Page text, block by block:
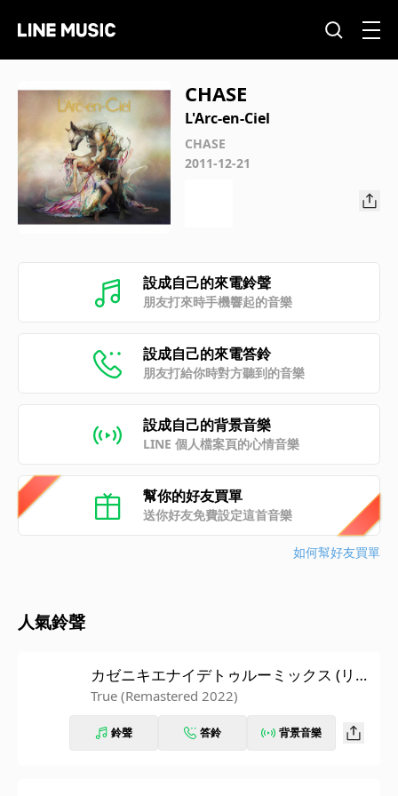
CHASE
L'Arc-en-Ciel
CHASE
2011-12-21
設成自己的來電鈴聲
朋友打來時手機響起的音樂
設成自己的來電答鈴
朋友打給你時對方聽到的音樂
設成自己的背景音樂
LINE 個人檔案頁的心情音樂
幫你的好友買單
送你好友免費設定這首音樂
如何幫好友買單
人氣鈴聲
カゼニキエナイデトゥルーミックス (リマ
スタードニセンニジュウニ)
True (Remastered 2022)
鈴聲 答鈴 背景音樂